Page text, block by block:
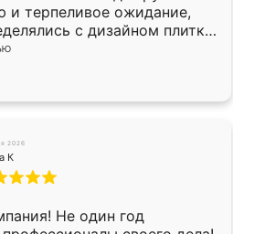
и терпеливое ожидание,
с дизайном плитки.
в срок, спасибо
50%. Накануне с
о доставке в
расчет при получении.
водителю, помог
коробку плитки на
за малым-монтировать)))
2026
К
Не один год